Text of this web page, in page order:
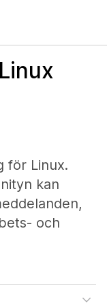
för Linux.
kan
och